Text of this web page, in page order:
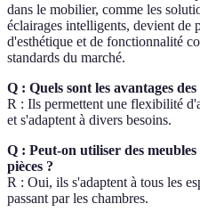
dans le mobilier, comme les
éclairages intelligents, devient de
d'esthétique et de fonctionnalité
standards du marché.
Q : Quels sont les avantages
R : Ils permettent une flexibilité
et s'adaptent à divers besoins.
Q : Peut-on utiliser des
pièces ?
R : Oui, ils s'adaptent à tous les
passant par les chambres.